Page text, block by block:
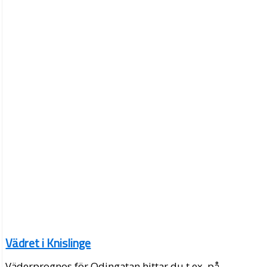
Vädret i Knislinge